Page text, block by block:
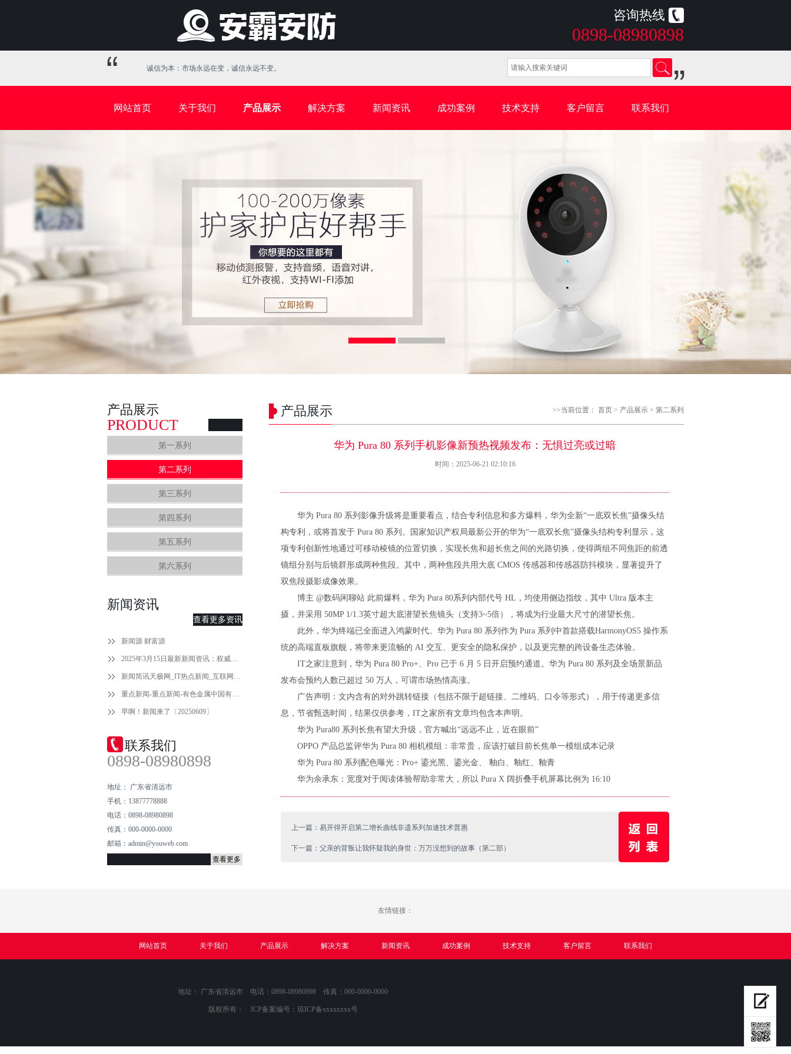
咨询热线
0898-08980898
诚信为本：市场永远在变，诚信永远不变。
网站首页 关于我们 产品展示 解决方案 新闻资讯 成功案例 技术支持 客户留言 联系我们
产品展示
PRODUCT
第一系列
第二系列
第三系列
第四系列
第五系列
第六系列
新闻资讯
查看更多资讯
新闻源 财富源
2025年3月15日最新新闻资讯：权威解读与前瞻分析！
新闻简讯天极网_IT热点新闻_互联网热点
重点新闻-重点新闻-有色金属中国有色网-中国金属报主办
早啊！新闻来了〔20250609〕
联系我们
0898-08980898
地址： 广东省清远市
手机：13877778888
电话：0898-08980898
传真：000-0000-0000
邮箱：admin@youweb.com
查看更多
产品展示 >>当前位置： 首页 > 产品展示 > 第二系列
华为 Pura 80 系列手机影像新预热视频发布：无惧过亮或过暗
时间：2025-06-21 02:10:16
华为 Pura 80 系列影像升级将是重要看点，结合专利信息和多方爆料，华为全新“一底双长焦”摄像头结
构专利，或将首发于 Pura 80 系列。国家知识产权局最新公开的华为“一底双长焦”摄像头结构专利显示，这
项专利创新性地通过可移动棱镜的位置切换，实现长焦和超长焦之间的光路切换，使得两组不同焦距的前透
镜组分别与后镜群形成两种焦段。其中，两种焦段共用大底 CMOS 传感器和传感器防抖模块，显著提升了
双焦段摄影成像效果。
博主 @数码闲聊站 此前爆料，华为 Pura 80系列内部代号 HL，均使用侧边指纹，其中 Ultra 版本主
摄，并采用 50MP 1/1.3英寸超大底潜望长焦镜头（支持3~5倍），将成为行业最大尺寸的潜望长焦。
此外，华为终端已全面进入鸿蒙时代。华为 Pura 80 系列作为 Pura 系列中首款搭载HarmonyOS5 操作系
统的高端直板旗舰，将带来更流畅的 AI 交互、更安全的隐私保护，以及更完整的跨设备生态体验。
IT之家注意到，华为 Pura 80 Pro+、Pro 已于 6 月 5 日开启预约通道。华为 Pura 80 系列及全场景新品
发布会预约人数已超过 50 万人，可谓市场热情高涨。
广告声明：文内含有的对外跳转链接（包括不限于超链接、二维码、口令等形式），用于传递更多信
息，节省甄选时间，结果仅供参考，IT之家所有文章均包含本声明。
华为 Pura80 系列长焦有望大升级，官方喊出“远远不止，近在眼前”
OPPO 产品总监评华为 Pura 80 相机模组：非常贵，应该打破目前长焦单一模组成本记录
华为 Pura 80 系列配色曝光：Pro+ 鎏光黑、鎏光金、 釉白、釉红、釉青
华为余承东：宽度对于阅读体验帮助非常大，所以 Pura X 阔折叠手机屏幕比例为 16:10
上一篇：易开得开启第二增长曲线非遗系列加速技术普惠
下一篇：父亲的背叛让我怀疑我的身世：万万没想到的故事（第二部）
友情链接：
网站首页 关于我们 产品展示 解决方案 新闻资讯 成功案例 技术支持 客户留言 联系我们
地址： 广东省清远市 电话：0898-08980898 传真：000-0000-0000
版权所有： ICP备案编号： 琼ICP备xxxxxxxx号